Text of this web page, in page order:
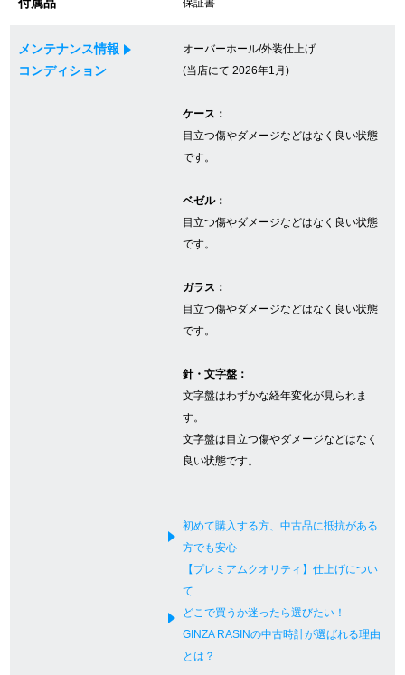
GINZA RASINについて
店舗情報
GINZA RASIN公式ブログ
SNS・動画
メンテナンス情報
コンディション
オーバーホール/外装仕上げ
(当店にて 2026年1月)
ケース：
目立つ傷やダメージなどはなく良い状態
です。
ベゼル：
目立つ傷やダメージなどはなく良い状態
です。
ガラス：
目立つ傷やダメージなどはなく良い状態
です。
針・文字盤：
文字盤はわずかな経年変化が見られま
す。
文字盤は目立つ傷やダメージなどはなく
良い状態です。
初めて購入する方、中古品に抵抗がある
方でも安心
【プレミアムクオリティ】仕上げについ
て
どこで買うか迷ったら選びたい！
GINZA RASINの中古時計が選ばれる理由
とは？